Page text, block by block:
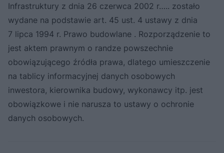
Infrastruktury z dnia 26 czerwca 2002 r….. zostało
wydane na podstawie art. 45 ust. 4 ustawy z dnia
7 lipca 1994 r. Prawo budowlane . Rozporządzenie to
jest aktem prawnym o randze powszechnie
obowiązującego źródła prawa, dlatego umieszczenie
na tablicy informacyjnej danych osobowych
inwestora, kierownika budowy, wykonawcy itp. jest
obowiązkowe i nie narusza to ustawy o ochronie
danych osobowych.